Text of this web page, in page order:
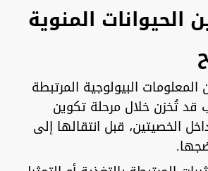
الحيوانات المنوية
المعلومات البيولوجية المرتبطة
قد تُخزن خلال مرحلة تكوين
الخصيتين، قبل انتقالها إلى